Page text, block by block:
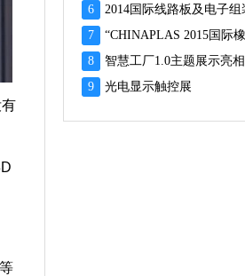
6
2014国际线路板及电子
7
“CHINAPLAS 2015国际橡塑展”展位预订火爆
8
智慧工厂1.0主题展示亮
9
光电显示触控展